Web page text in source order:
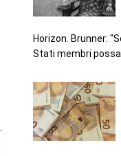
Horizon. Brunner:
Stati membri